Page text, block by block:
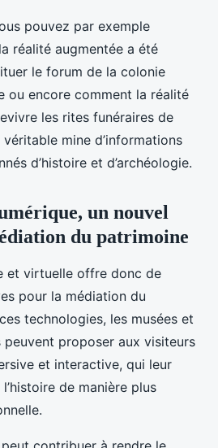
pouvez par exemple
réalité augmentée a été
le forum de la colonie
ou encore comment la réalité
les rites funéraires de
véritable mine d’informations
d’histoire et d’archéologie.
un nouvel
du patrimoine
et virtuelle offre donc de
pour la médiation du
technologies, les musées et
peuvent proposer aux visiteurs
et interactive, qui leur
de manière plus